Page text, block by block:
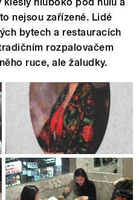
nejsou zařízené. Lidé
bytech a restauracích
rozpalovačem
ruce, ale žaludky.